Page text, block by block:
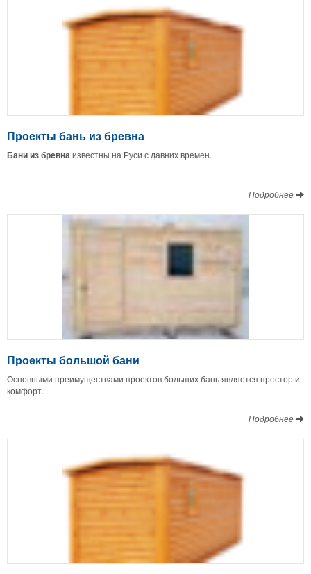
Проекты бань из бревна
Бани из бревнаизвестны на Руси с давних времен.
Подробнее
Проекты большой бани
Основными преимуществами проектов больших бань является простор и
комфорт.
Подробнее